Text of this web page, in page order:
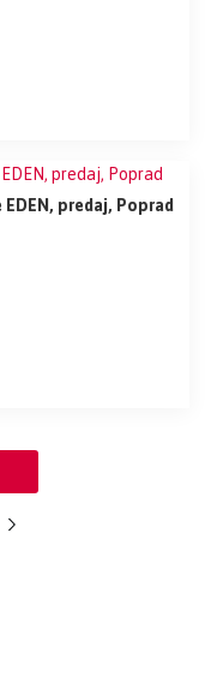
predaj, Poprad